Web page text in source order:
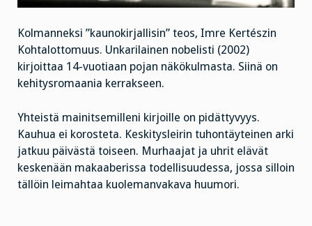
Kolmanneksi ”kaunokirjallisin” teos, Imre Kertészin
Kohtalottomuus. Unkarilainen nobelisti (2002)
kirjoittaa 14-vuotiaan pojan näkökulmasta. Siinä on
kehitysromaania kerrakseen.
Yhteistä mainitsemilleni kirjoille on pidättyvyys.
Kauhua ei korosteta. Keskitysleirin tuhontäyteinen arki
jatkuu päivästä toiseen. Murhaajat ja uhrit elävät
keskenään makaaberissa todellisuudessa, jossa silloin
tällöin leimahtaa kuolemanvakava huumori.